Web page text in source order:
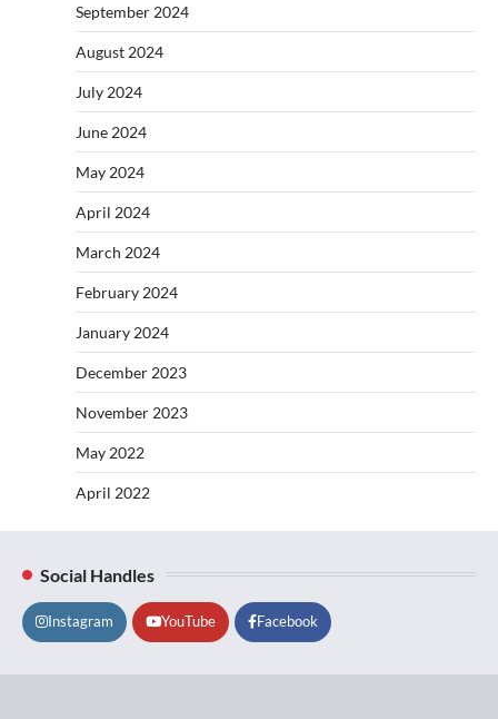
September 2024
August 2024
July 2024
June 2024
May 2024
April 2024
March 2024
February 2024
January 2024
December 2023
November 2023
May 2022
April 2022
Social Handles
Instagram YouTube Facebook